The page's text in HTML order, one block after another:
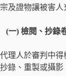
宗及證物讓被害
(一) 檢閱、抄錄
代理人於審判中得
抄錄、重製或攝影